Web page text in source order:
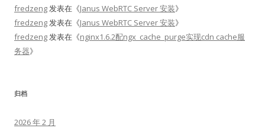
fredzeng发表在《Janus WebRTC Server 安装》
fredzeng发表在《Janus WebRTC Server 安装》
fredzeng发表在《nginx1.6.2配ngx_cache_purge实现cdn cache服
务器》
归档
2026 年 2 月